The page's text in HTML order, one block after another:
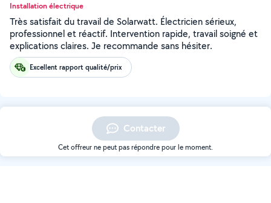
Installation électrique
Très satisfait du travail de Solarwatt. Électricien sérieux,
professionnel et réactif. Intervention rapide, travail soigné et
explications claires. Je recommande sans hésiter.
Excellent rapport qualité/prix
Contacter
Cet offreur ne peut pas répondre pour le moment.